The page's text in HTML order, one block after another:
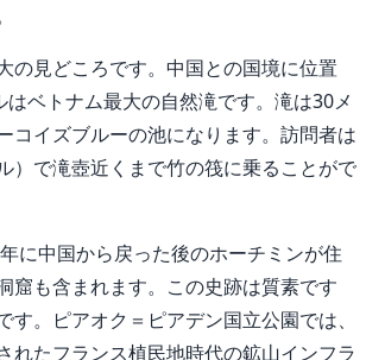
の見どころです。中国との国境に位置
はベトナム最大の自然滝です。滝は30メ
コイズブルーの池になります。訪問者は
）で滝壺近くまで竹の筏に乗ることがで
に中国から戻った後のホーチミンが住
窟も含まれます。この史跡は質素です
す。ピアオク＝ピアデン国立公園では、
れたフランス植民地時代の鉱山インフラ